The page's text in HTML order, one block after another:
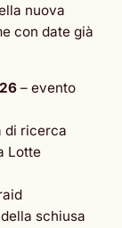
nuova
con date già
– evento
di ricerca
Lotte
schiusa